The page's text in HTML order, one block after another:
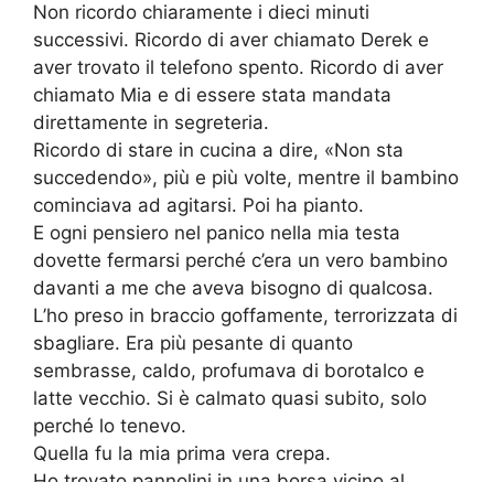
Non ricordo chiaramente i dieci minuti
successivi. Ricordo di aver chiamato Derek e
aver trovato il telefono spento. Ricordo di aver
chiamato Mia e di essere stata mandata
direttamente in segreteria.
Ricordo di stare in cucina a dire, «Non sta
succedendo», più e più volte, mentre il bambino
cominciava ad agitarsi. Poi ha pianto.
E ogni pensiero nel panico nella mia testa
dovette fermarsi perché c’era un vero bambino
davanti a me che aveva bisogno di qualcosa.
L’ho preso in braccio goffamente, terrorizzata di
sbagliare. Era più pesante di quanto
sembrasse, caldo, profumava di borotalco e
latte vecchio. Si è calmato quasi subito, solo
perché lo tenevo.
Quella fu la mia prima vera crepa.